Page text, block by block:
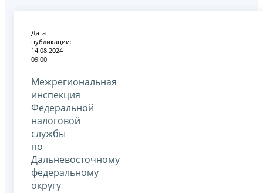
Дата
публикации:
14.08.2024
09:00
Межрегиональная
инспекция
Федеральной
налоговой
службы
по
Дальневосточному
федеральному
округу